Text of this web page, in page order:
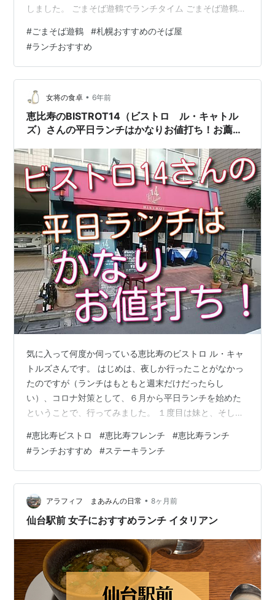
しました。 ごまそば遊鶴でランチタイム ごまそば遊鶴の
チタイム 札幌で知らない人はいない、そば屋さんの「遊
鶴」←ゆうづると読みます。 そば好きの我が家では、２
か月に１回くらいのペースで利用していますかね。 入口
ドア横に雪かきの道具を立て掛けているところが、北海
道らしいです。 ごまそば遊鶴の店内 入口から入って左側
の席です。こちらは禁煙スペー…
#ごまそば遊鶴 #札幌おすすめのそば屋
#ランチおすすめ
女将の食卓 • 6年前
恵比寿のBISTROT14（ビストロ ル・キャトル
ズ）さんの平日ランチはかなりお値打ち！お薦め
気に入って何度か伺っている恵比寿のビストロ ル・キャ
トルズさんです。 はじめは、夜しか行ったことがなかっ
たのですが（ランチはもともと週末だけだったらし
い）、コロナ対策として、６月から平日ランチを始めた
ということで、行ってみました。 １度目は妹と、そし
薦め！ BISTROT14さんの平日ランチはかなりお値打ち！
お薦めです！ ビストロ ル・キャトルズさん ランチ サラ
ダとパン メイン ドリンク 感染対策 おまけのひとり言
BISTROT14さんの平日ランチはかなりお値打ち！お薦め
です！ ビストロ ル・キャトルズさん tabelog.com 前回
も…
#恵比寿ビストロ #恵比寿フレンチ #恵比寿ランチ
#ランチおすすめ #ステーキランチ
アラフィフ まあみんの日常 • 8ヶ月前
仙台駅前 女子におすすめランチ イタリアン